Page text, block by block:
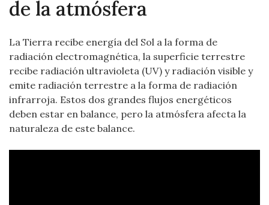
de la atmósfera
La Tierra recibe energía del Sol a la forma de
radiación electromagnética, la superficie terrestre
recibe radiación ultravioleta (UV) y radiación visible y
emite radiación terrestre a la forma de radiación
infrarroja. Estos dos grandes flujos energéticos
deben estar en balance, pero la atmósfera afecta la
naturaleza de este balance.